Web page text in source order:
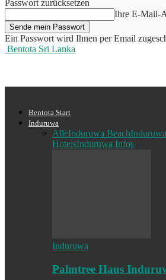
Passwort zurücksetzen
Ihre E-Mail-
Ein Passwort wird Ihnen per Email
Bentota Sri Lanka
Bentota Start
Induruwa
AlleInduruwa Beach
HotelsInduruwa Infos
Induruwa
Palmtree Haus